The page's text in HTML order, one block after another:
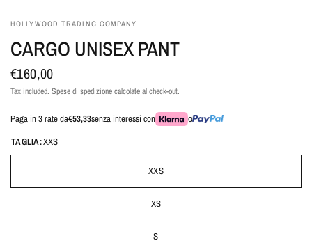
HOLLYWOOD TRADING COMPANY
CARGO UNISEX PANT
€160,00
Tax included. Spese di spedizionecalcolate al check-out.
Paga in 3 rate da€53,33senza interessi con
o
TAGLIA:XXS
XXS
XS
S